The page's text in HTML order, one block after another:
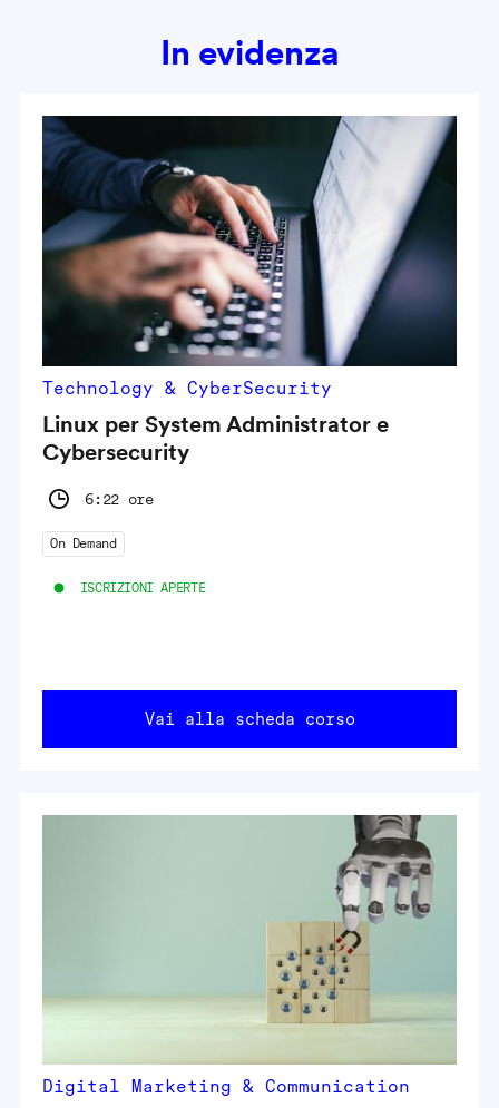
In evidenza
Technology & CyberSecurity
Linux per System Administrator e
Cybersecurity
6:22 ore
On Demand
ISCRIZIONI APERTE
Vai alla scheda corso
Digital Marketing & Communication